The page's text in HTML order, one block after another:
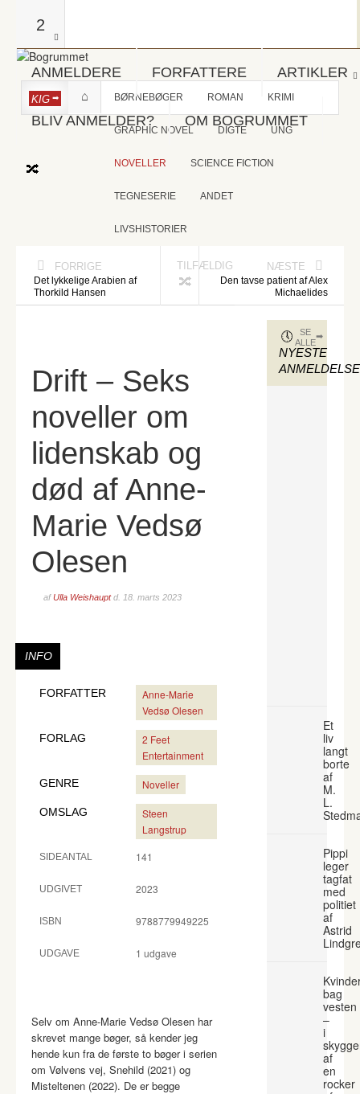
2
ANMELDERE FORFATTERE ARTIKLER
BLIV ANMELDER? OM BOGRUMMET
KIG BØRNEBØGER ROMAN KRIMI
GRAPHIC NOVEL DIGTE UNG
NOVELLER SCIENCE FICTION
TEGNESERIE ANDET
LIVSHISTORIER
FORRIGE
Det lykkelige Arabien af
Thorkild Hansen
TILFÆLDIG NÆSTE
Den tavse patient af Alex
Michaelides
Drift – Seks
noveller om
lidenskab og
død af Anne-
Marie Vedsø
Olesen
afUlla Weishauptd. 18. marts 2023
INFO
FORFATTER
Anne-Marie
Vedsø Olesen
FORLAG
2 Feet
Entertainment
GENRE Noveller
OMSLAG
Steen
Langstrup
SIDEANTAL 141
UDGIVET 2023
ISBN 9788779949225
UDGAVE 1 udgave
Selv om Anne-Marie Vedsø Olesen har
skrevet mange bøger, så kender jeg
hende kun fra de første to bøger i serien
om Vølvens vej, Snehild (2021) og
Misteltenen (2022). De er begge
NYESTE
SE
ALLE
Et
liv
langt
borte
af
M.
L.
Pippi
leger
tagfat
med
politiet
af
Astrid
bag
vesten
–
i
af
en
rocker